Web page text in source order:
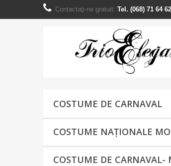
Contactaţi-ne gratuit: Tel. (068) 71 64
COSTUME DE CARNAVAL
COSTUME NAŢIONALE
COSTUME DE CARNAVAL-